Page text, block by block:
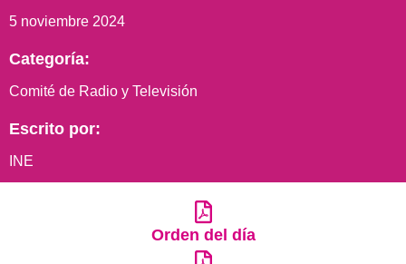
5 noviembre 2024
Categoría:
Comité de Radio y Televisión
Escrito por:
INE
Orden del día